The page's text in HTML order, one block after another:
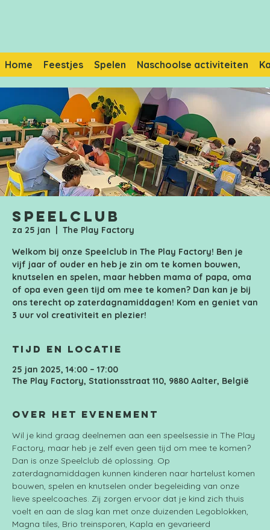
Home Feestjes Spelen Naschoolse activiteiten
Speelclub
za 25 jan
  |
The Play Factory
Welkom bij onze Speelclub in The Play Factory! Ben je
vijf jaar of ouder en heb je zin om te komen bouwen,
knutselen en spelen, maar hebben mama of papa, oma
of opa even geen tijd om mee te komen? Dan kan je bij
ons terecht op zaterdagnamiddagen! Kom en geniet van
3 uur vol creativiteit en plezier!
Tijd en locatie
25 jan 2025, 14:00 – 17:00
The Play Factory, Stationsstraat 110, 9880 Aalter, België
Over het evenement
Wil je kind graag deelnemen aan een speelsessie in The Play
Factory, maar heb je zelf even geen tijd om mee te komen?
Dan is onze Speelclub dé oplossing. Op
zaterdagnamiddagen kunnen kinderen naar hartelust komen
bouwen, spelen en knutselen onder begeleiding van onze
lieve speelcoaches. Zij zorgen ervoor dat je kind zich thuis
voelt en aan de slag kan met onze duizenden Legoblokken,
Magna tiles, Brio treinsporen, Kapla en gevarieerd